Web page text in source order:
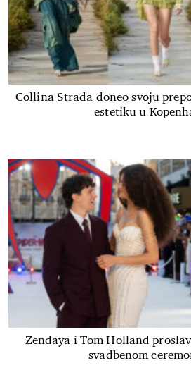
Collina Strada doneo svoju
estetiku u
Zendaya i Tom Holland
svadbenom